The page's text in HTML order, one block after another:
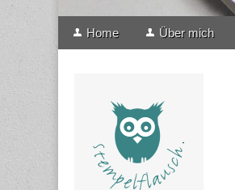
Main
Skip
Home Über mich